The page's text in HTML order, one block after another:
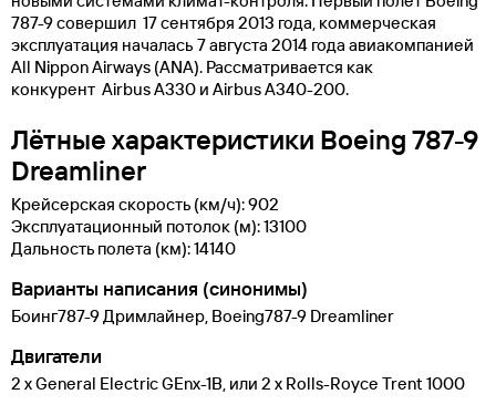
787-9 совершил 17 сентября 2013 года, коммерческая
эксплуатация началась 7 августа 2014 года авиакомпанией
All Nippon Airways (ANA). Рассматривается как
конкурент Airbus A330 и Airbus А340-200.
Лётные характеристики Boeing 787-9
Dreamliner
Крейсерская скорость (км/ч): 902
Эксплуатационный потолок (м): 13100
Дальность полета (км): 14140
Варианты написания (синонимы)
Боинг787-9 Дримлайнер, Boeing787-9 Dreamliner
Двигатели
2 x General Electric GEnx-1B, или 2 x Rolls-Royce Trent 1000